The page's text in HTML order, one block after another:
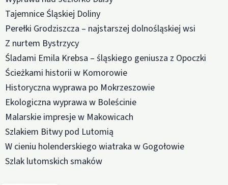
Tajemnice Śląskiej Doliny
Perełki Grodziszcza – najstarszej dolnośląskiej wsi
Z nurtem Bystrzycy
Śladami Emila Krebsa – śląskiego geniusza z Opoczki
Ścieżkami historii w Komorowie
Historyczna wyprawa po Mokrzeszowie
Ekologiczna wyprawa w Boleścinie
Malarskie impresje w Makowicach
Szlakiem Bitwy pod Lutomią
W cieniu holenderskiego wiatraka w Gogołowie
Szlak lutomskich smaków